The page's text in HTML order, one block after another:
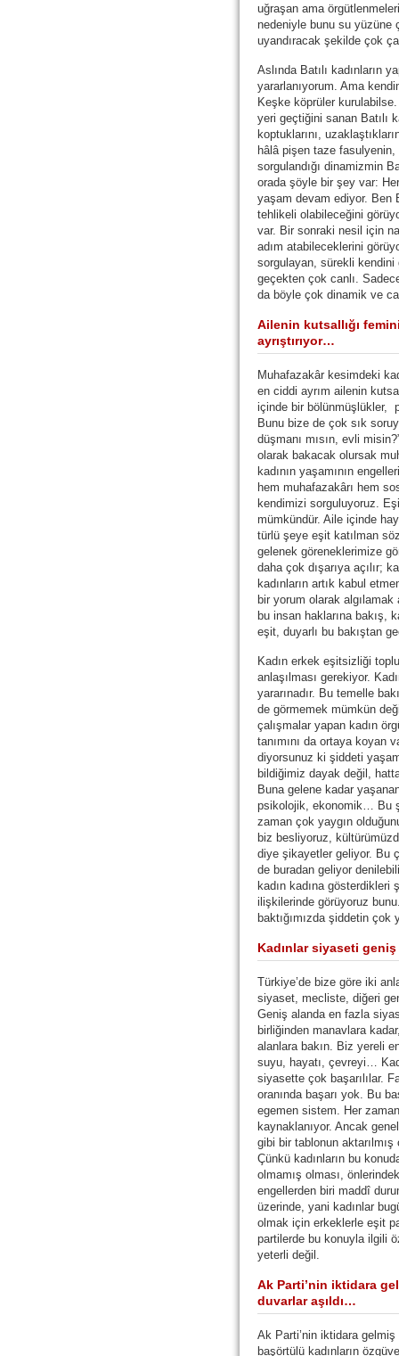
uğraşan ama
nedeniyle bunu su yüzüne
uyandıracak şekilde çok
Aslında Batılı kadınların
yararlanıyorum. Ama
Keşke köprüler
yeri geçtiğini sanan Batılı
koptuklarını,
hâlâ pişen taze fasulyenin,
sorgulandığı dinamizmin
orada şöyle bir şey var:
yaşam devam ediyor. Ben
tehlikeli olabileceğini
var. Bir sonraki nesil için
adım atabileceklerini
sorgulayan, sürekli
geçekten çok canlı.
da böyle çok dinamik ve
Ailenin kutsallığı
ayrıştırıyor…
Muhafazakâr kesimdeki
en ciddi ayrım ailenin
içinde bir bölünmüşlükler,
Bunu bize de çok sık
düşmanı mısın, evli
olarak bakacak olursak
kadının yaşamının
hem muhafazakârı hem
kendimizi sorguluyoruz.
mümkündür. Aile içinde
türlü şeye eşit katılman
gelenek göreneklerimize
daha çok dışarıya açılır;
kadınların artık kabul
bir yorum olarak
bu insan haklarına bakış,
eşit, duyarlı bu bakıştan
Kadın erkek eşitsizliği
anlaşılması gerekiyor.
yararınadır. Bu temelle
de görmemek mümkün
çalışmalar yapan kadın
tanımını da ortaya koyan
diyorsunuz ki şiddeti
bildiğimiz dayak değil,
Buna gelene kadar
psikolojik, ekonomik… Bu
zaman çok yaygın
biz besliyoruz,
diye şikayetler geliyor. Bu
de buradan geliyor
kadın kadına gösterdikleri
ilişkilerinde görüyoruz
baktığımızda şiddetin çok
Kadınlar siyaseti
Türkiye’de bize göre iki
siyaset, mecliste, diğeri
Geniş alanda en fazla
birliğinden manavlara
alanlara bakın. Biz yereli
suyu, hayatı, çevreyi…
siyasette çok başarılılar.
oranında başarı yok. Bu
egemen sistem. Her
kaynaklanıyor. Ancak
gibi bir tablonun
Çünkü kadınların bu
olmamış olması,
engellerden biri maddî
üzerinde, yani kadınlar
olmak için erkeklerle eşit
partilerde bu konuyla ilgili
yeterli değil.
Ak Parti’nin iktidara
duvarlar aşıldı…
Ak Parti’nin iktidara
başörtülü kadınların